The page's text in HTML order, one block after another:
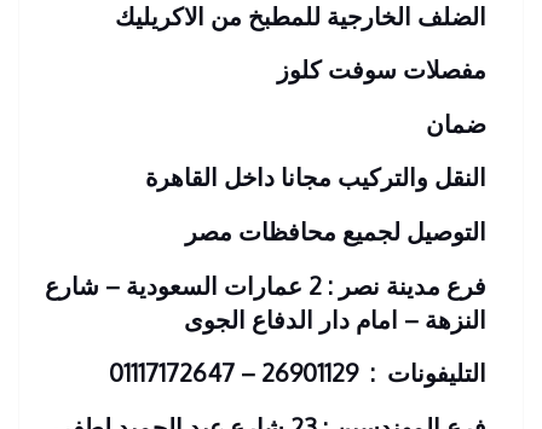
الضلف الخارجية للمطبخ من الاكريليك
مفصلات سوفت كلوز
ضمان
النقل والتركيب مجانا داخل القاهرة
التوصيل لجميع محافظات مصر
فرع مدينة نصر : 2 عمارات السعودية – شارع
النزهة – امام دار الدفاع الجوى
التليفونات : 26901129 – 01117172647